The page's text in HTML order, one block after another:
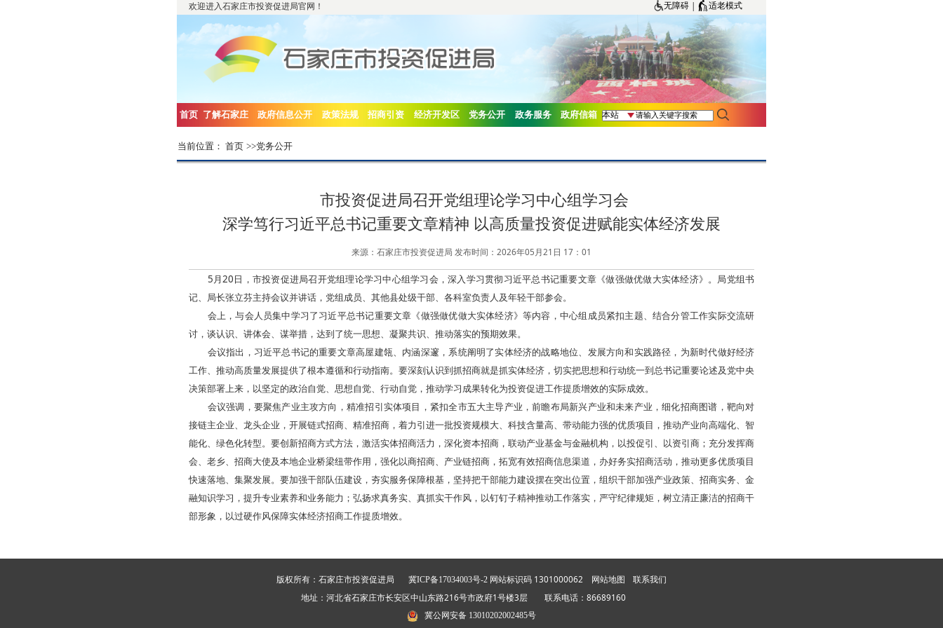
欢迎进入石家庄市投资促进局官网！ 无障碍 | 适老模式
首页 了解石家庄 政府信息公开 政策法规 招商引资 经济开发区 党务公开 政务服务 政府信箱
当前位置： 首页 >>党务公开
市投资促进局召开党组理论学习中心组学习会
深学笃行习近平总书记重要文章精神 以高质量投资促进赋能实体经济发展
来源：石家庄市投资促进局 发布时间：2026年05月21日 17：01
5月20日，市投资促进局召开党组理论学习中心组学习会，深入学习贯彻习近平总书记重要文章《做强做优做大实体经济》。局党组书
记、局长张立芬主持会议并讲话，党组成员、其他县处级干部、各科室负责人及年轻干部参会。
会上，与会人员集中学习了习近平总书记重要文章《做强做优做大实体经济》等内容，中心组成员紧扣主题、结合分管工作实际交流研
讨，谈认识、讲体会、谋举措，达到了统一思想、凝聚共识、推动落实的预期效果。
会议指出，习近平总书记的重要文章高屋建瓴、内涵深邃，系统阐明了实体经济的战略地位、发展方向和实践路径，为新时代做好经济
工作、推动高质量发展提供了根本遵循和行动指南。要深刻认识到抓招商就是抓实体经济，切实把思想和行动统一到总书记重要论述及党中央
决策部署上来，以坚定的政治自觉、思想自觉、行动自觉，推动学习成果转化为投资促进工作提质增效的实际成效。
会议强调，要聚焦产业主攻方向，精准招引实体项目，紧扣全市五大主导产业，前瞻布局新兴产业和未来产业，细化招商图谱，靶向对
接链主企业、龙头企业，开展链式招商、精准招商，着力引进一批投资规模大、科技含量高、带动能力强的优质项目，推动产业向高端化、智
能化、绿色化转型。要创新招商方式方法，激活实体招商活力，深化资本招商，联动产业基金与金融机构，以投促引、以资引商；充分发挥商
会、老乡、招商大使及本地企业桥梁纽带作用，强化以商招商、产业链招商，拓宽有效招商信息渠道，办好务实招商活动，推动更多优质项目
快速落地、集聚发展。要加强干部队伍建设，夯实服务保障根基，坚持把干部能力建设摆在突出位置，组织干部加强产业政策、招商实务、金
融知识学习，提升专业素养和业务能力；弘扬求真务实、真抓实干作风，以钉钉子精神推动工作落实，严守纪律规矩，树立清正廉洁的招商干
部形象，以过硬作风保障实体经济招商工作提质增效。
版权所有：石家庄市投资促进局 冀ICP备17034003号-2 网站标识码 1301000062 网站地图 联系我们
地址：河北省石家庄市长安区中山东路216号市政府1号楼3层 联系电话：86689160
冀公网安备 13010202002485号